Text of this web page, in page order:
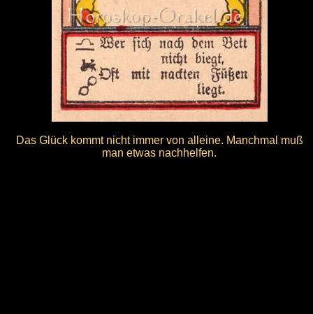
Das Glück kommt nicht immer von alleine. Manchmal muß
man etwas nachhelfen.